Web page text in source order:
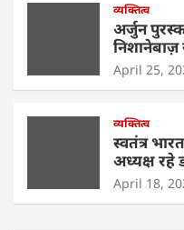
व्यक्तित्व
अर्जुन
निशानेबाज़
April 25,
व्यक्तित्व
स्वतंत्र
अध्यक्ष रहे
April 18,